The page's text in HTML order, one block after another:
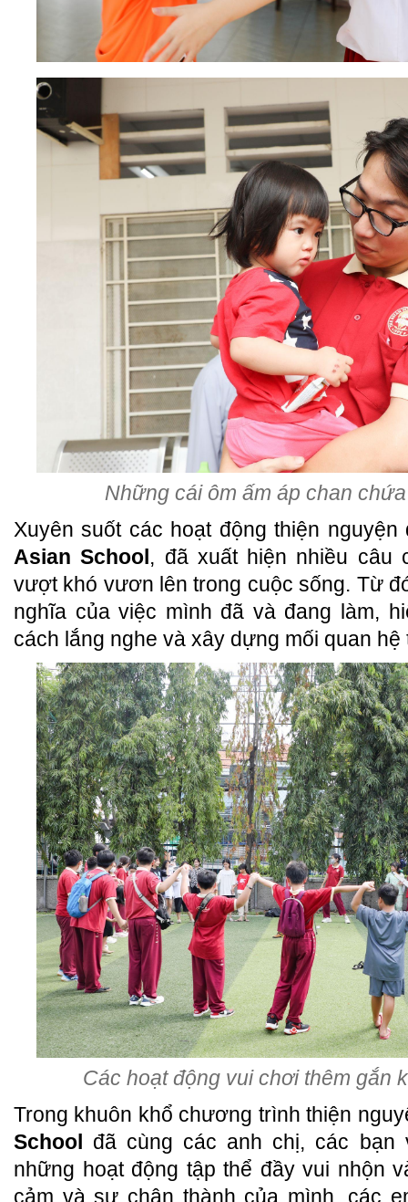
Những cái ôm ấm áp chan
Xuyên suốt các hoạt động thiện
Asian School , đã xuất hiện nhiều câu
vượt khó vươn lên trong cuộc sống. Từ
nghĩa của việc mình đã và đang làm,
cách lắng nghe và xây dựng mối quan hệ
Các hoạt động vui chơi thêm gắn
Trong khuôn khổ chương trình thiện
School đã cùng các anh chị, các bạn
những hoạt động tập thể đầy vui nhộn
cảm và sự chân thành của mình, các